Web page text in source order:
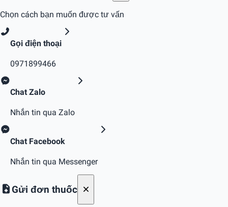
Chọn cách bạn muốn được tư vấn
Gọi điện thoại
0971899466
Chat Zalo
Nhắn tin qua Zalo
Chat Facebook
Nhắn tin qua Messenger
Gửi đơn thuốc